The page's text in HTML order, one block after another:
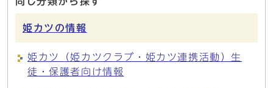
姫カツの情報
姫カツ（姫カツクラブ・姫カツ連携活動）生
徒・保護者向け情報